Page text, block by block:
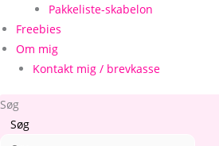
Pakkeliste-skabelon
Freebies
Om mig
Kontakt mig / brevkasse
Søg
Søg